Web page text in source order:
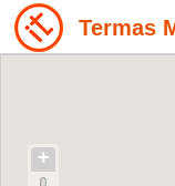
Termas
+